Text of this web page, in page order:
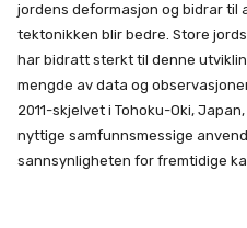
jordens deformasjon og bidrar til
tektonikken blir bedre. Store
har bidratt sterkt til denne
mengde av data og
2011-skjelvet i Tohoku-Oki,
nyttige samfunnsmessige
sannsynligheten for fremtidige